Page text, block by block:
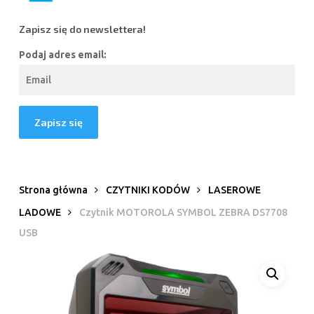
Zapisz się do newslettera!
Podaj adres email:
Strona główna CZYTNIKI KODÓW
LASEROWE
LADOWE
Czytnik MOTOROLA SYMBOL ZEBRA DS7708
USB